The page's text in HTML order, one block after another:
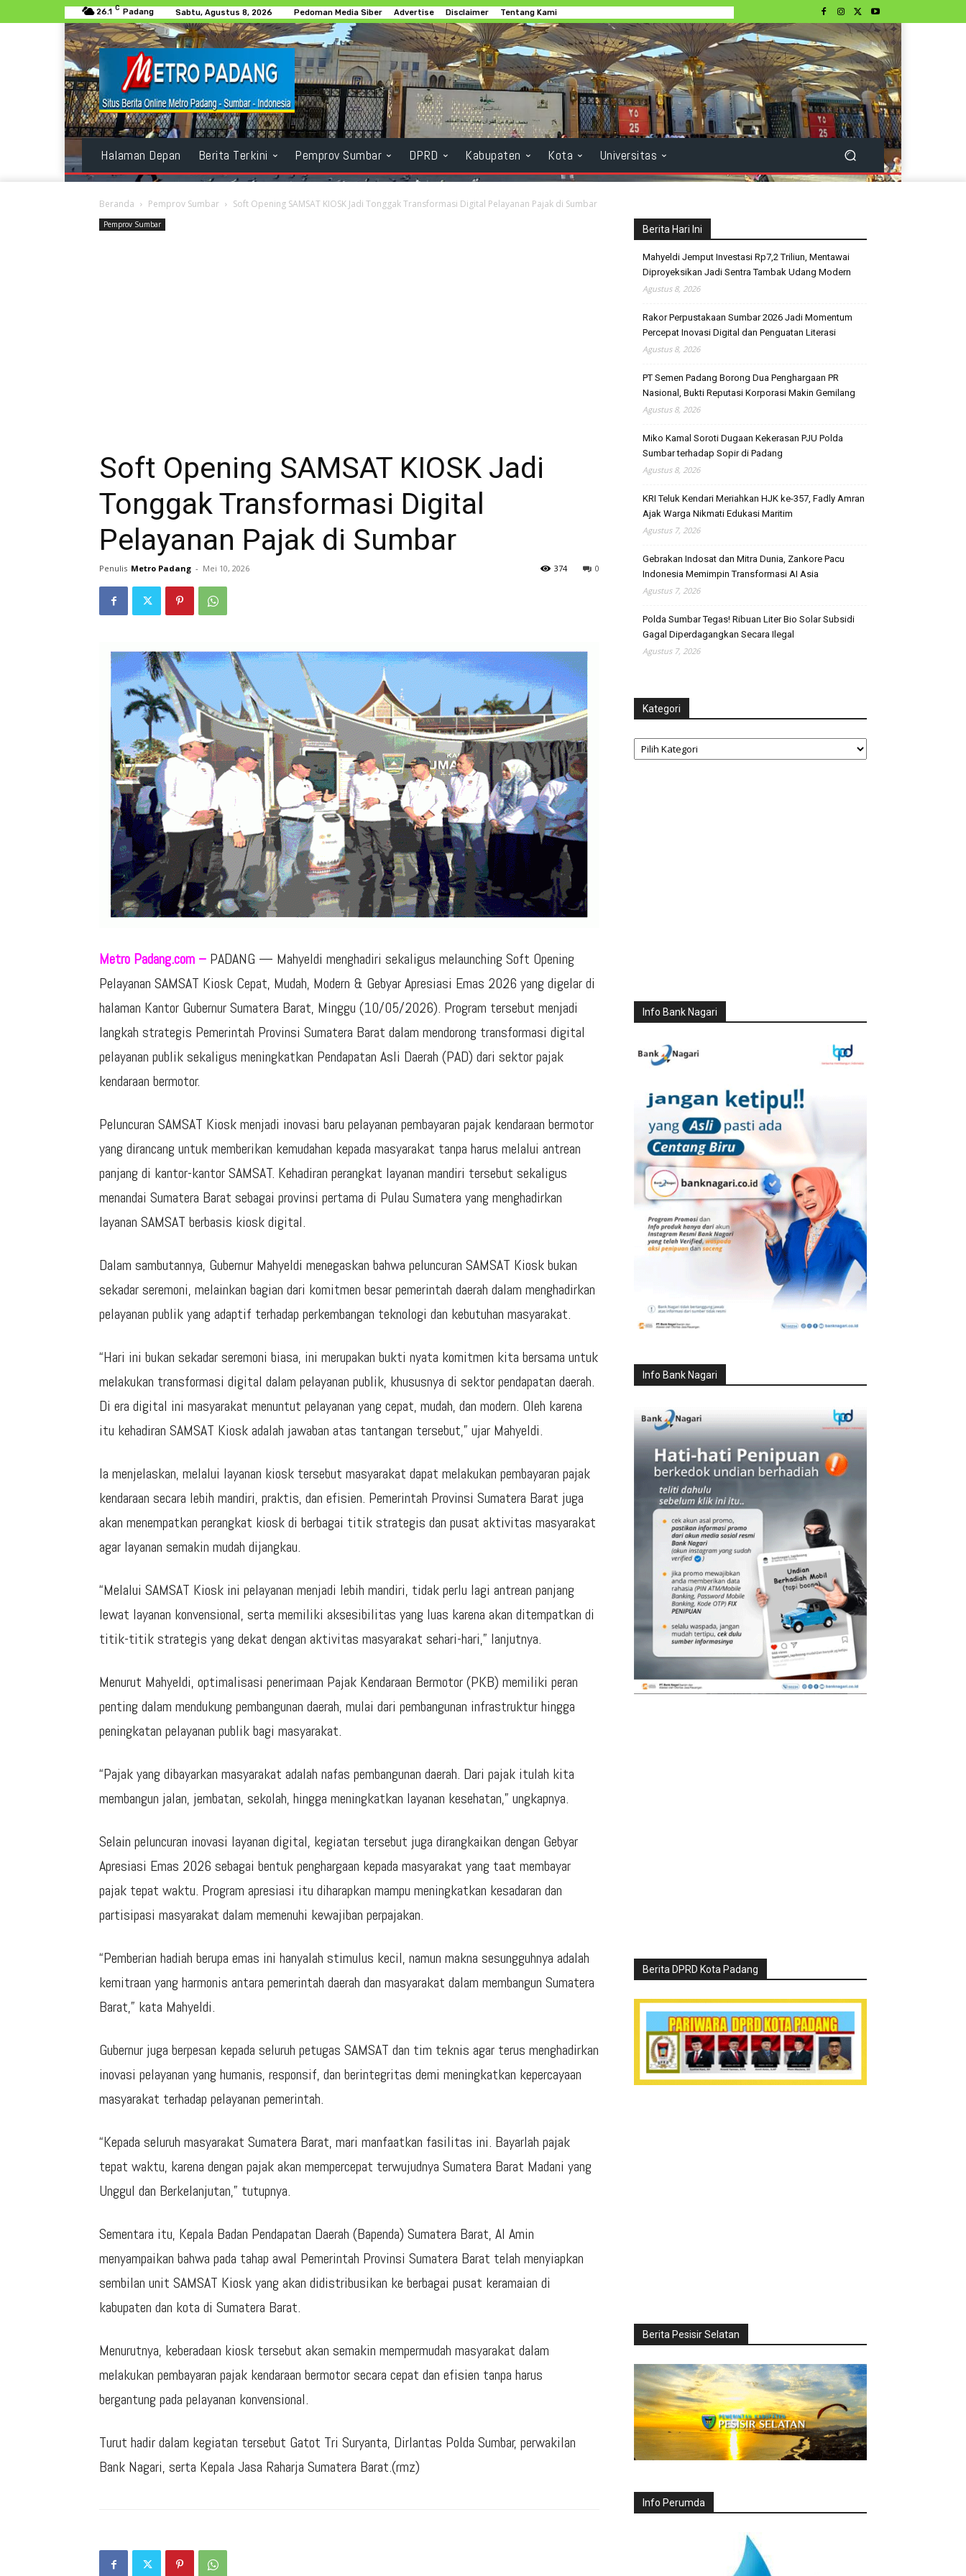
26.1 C Padang Sabtu, Agustus 8, 2026 Pedoman Media Siber Advertise Disclaimer Tentang Kami
Halaman Depan Berita Terkini Pemprov Sumbar DPRD Kabupaten Kota Universitas
Beranda Pemprov Sumbar Soft Opening SAMSAT KIOSK Jadi Tonggak Transformasi Digital Pelayanan Pajak di Sumbar
Pemprov Sumbar
Soft Opening SAMSAT KIOSK Jadi
Tonggak Transformasi Digital
Pelayanan Pajak di Sumbar
Penulis Metro Padang - Mei 10, 2026 0
374
Metro Padang.com – PADANG — Mahyeldi menghadiri sekaligus melaunching Soft Opening
Pelayanan SAMSAT Kiosk Cepat, Mudah, Modern & Gebyar Apresiasi Emas 2026 yang digelar di
halaman Kantor Gubernur Sumatera Barat, Minggu (10/05/2026). Program tersebut menjadi
langkah strategis Pemerintah Provinsi Sumatera Barat dalam mendorong transformasi digital
pelayanan publik sekaligus meningkatkan Pendapatan Asli Daerah (PAD) dari sektor pajak
kendaraan bermotor.
Peluncuran SAMSAT Kiosk menjadi inovasi baru pelayanan pembayaran pajak kendaraan bermotor
yang dirancang untuk memberikan kemudahan kepada masyarakat tanpa harus melalui antrean
panjang di kantor-kantor SAMSAT. Kehadiran perangkat layanan mandiri tersebut sekaligus
menandai Sumatera Barat sebagai provinsi pertama di Pulau Sumatera yang menghadirkan
layanan SAMSAT berbasis kiosk digital.
Dalam sambutannya, Gubernur Mahyeldi menegaskan bahwa peluncuran SAMSAT Kiosk bukan
sekadar seremoni, melainkan bagian dari komitmen besar pemerintah daerah dalam menghadirkan
pelayanan publik yang adaptif terhadap perkembangan teknologi dan kebutuhan masyarakat.
“Hari ini bukan sekadar seremoni biasa, ini merupakan bukti nyata komitmen kita bersama untuk
melakukan transformasi digital dalam pelayanan publik, khususnya di sektor pendapatan daerah.
Di era digital ini masyarakat menuntut pelayanan yang cepat, mudah, dan modern. Oleh karena
itu kehadiran SAMSAT Kiosk adalah jawaban atas tantangan tersebut,” ujar Mahyeldi.
Ia menjelaskan, melalui layanan kiosk tersebut masyarakat dapat melakukan pembayaran pajak
kendaraan secara lebih mandiri, praktis, dan efisien. Pemerintah Provinsi Sumatera Barat juga
akan menempatkan perangkat kiosk di berbagai titik strategis dan pusat aktivitas masyarakat
agar layanan semakin mudah dijangkau.
“Melalui SAMSAT Kiosk ini pelayanan menjadi lebih mandiri, tidak perlu lagi antrean panjang
lewat layanan konvensional, serta memiliki aksesibilitas yang luas karena akan ditempatkan di
titik-titik strategis yang dekat dengan aktivitas masyarakat sehari-hari,” lanjutnya.
Menurut Mahyeldi, optimalisasi penerimaan Pajak Kendaraan Bermotor (PKB) memiliki peran
penting dalam mendukung pembangunan daerah, mulai dari pembangunan infrastruktur hingga
peningkatan pelayanan publik bagi masyarakat.
“Pajak yang dibayarkan masyarakat adalah nafas pembangunan daerah. Dari pajak itulah kita
membangun jalan, jembatan, sekolah, hingga meningkatkan layanan kesehatan,” ungkapnya.
Selain peluncuran inovasi layanan digital, kegiatan tersebut juga dirangkaikan dengan Gebyar
Apresiasi Emas 2026 sebagai bentuk penghargaan kepada masyarakat yang taat membayar
pajak tepat waktu. Program apresiasi itu diharapkan mampu meningkatkan kesadaran dan
partisipasi masyarakat dalam memenuhi kewajiban perpajakan.
“Pemberian hadiah berupa emas ini hanyalah stimulus kecil, namun makna sesungguhnya adalah
kemitraan yang harmonis antara pemerintah daerah dan masyarakat dalam membangun Sumatera
Barat,” kata Mahyeldi.
Gubernur juga berpesan kepada seluruh petugas SAMSAT dan tim teknis agar terus menghadirkan
inovasi pelayanan yang humanis, responsif, dan berintegritas demi meningkatkan kepercayaan
masyarakat terhadap pelayanan pemerintah.
“Kepada seluruh masyarakat Sumatera Barat, mari manfaatkan fasilitas ini. Bayarlah pajak
tepat waktu, karena dengan pajak akan mempercepat terwujudnya Sumatera Barat Madani yang
Unggul dan Berkelanjutan,” tutupnya.
Sementara itu, Kepala Badan Pendapatan Daerah (Bapenda) Sumatera Barat, Al Amin
menyampaikan bahwa pada tahap awal Pemerintah Provinsi Sumatera Barat telah menyiapkan
sembilan unit SAMSAT Kiosk yang akan didistribusikan ke berbagai pusat keramaian di
kabupaten dan kota di Sumatera Barat.
Menurutnya, keberadaan kiosk tersebut akan semakin mempermudah masyarakat dalam
melakukan pembayaran pajak kendaraan bermotor secara cepat dan efisien tanpa harus
bergantung pada pelayanan konvensional.
Turut hadir dalam kegiatan tersebut Gatot Tri Suryanta, Dirlantas Polda Sumbar, perwakilan
Bank Nagari, serta Kepala Jasa Raharja Sumatera Barat.(rmz)
Berita Hari Ini
Mahyeldi Jemput Investasi Rp7,2 Triliun, Mentawai
Diproyeksikan Jadi Sentra Tambak Udang Modern
Agustus 8, 2026
Rakor Perpustakaan Sumbar 2026 Jadi Momentum
Percepat Inovasi Digital dan Penguatan Literasi
Agustus 8, 2026
PT Semen Padang Borong Dua Penghargaan PR
Nasional, Bukti Reputasi Korporasi Makin Gemilang
Agustus 8, 2026
Miko Kamal Soroti Dugaan Kekerasan PJU Polda
Sumbar terhadap Sopir di Padang
Agustus 8, 2026
KRI Teluk Kendari Meriahkan HJK ke-357, Fadly Amran
Ajak Warga Nikmati Edukasi Maritim
Agustus 7, 2026
Gebrakan Indosat dan Mitra Dunia, Zankore Pacu
Indonesia Memimpin Transformasi AI Asia
Agustus 7, 2026
Polda Sumbar Tegas! Ribuan Liter Bio Solar Subsidi
Gagal Diperdagangkan Secara Ilegal
Agustus 7, 2026
Kategori
Kategori
Info Bank Nagari
Info Bank Nagari
Berita DPRD Kota Padang
Berita Pesisir Selatan
Info Perumda